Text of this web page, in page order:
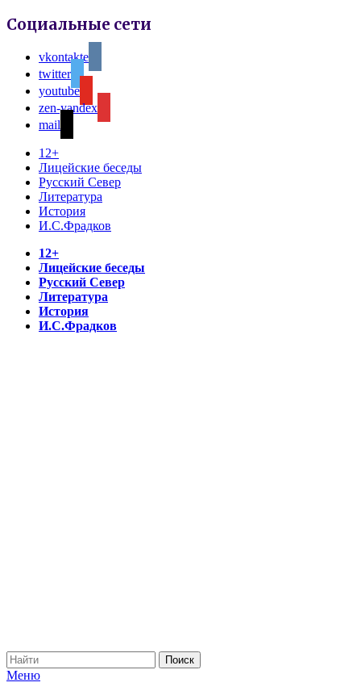
Социальные сети
vkontakte
twitter
youtube
zen-yandex
mail
12+
Лицейские беседы
Русский Север
Литература
История
И.С.Фрадков
12+
Лицейские беседы
Русский Север
Литература
История
И.С.Фрадков
Меню